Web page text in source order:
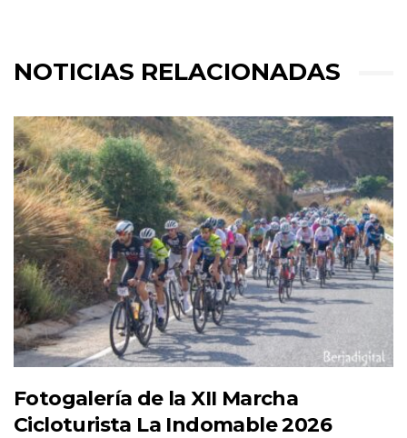
NOTICIAS RELACIONADAS
Fotogalería de la XII Marcha
Cicloturista La Indomable 2026